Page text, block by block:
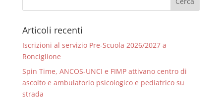
Articoli recenti
Iscrizioni al servizio Pre-Scuola 2026/2027 a
Ronciglione
Spin Time, ANCOS-UNCI e FIMP attivano centro di
ascolto e ambulatorio psicologico e pediatrico su
strada